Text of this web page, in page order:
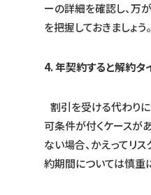
ーの詳細を確認し、万
を把握しておきましょう。
4. 年契約すると解約タ
割引を受ける代わり
可条件が付くケースが
ない場合、かえってリ
約期間については慎重